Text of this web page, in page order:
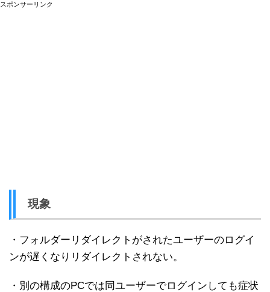
スポンサーリンク
現象
・フォルダーリダイレクトがされたユーザーのログイ
ンが遅くなりリダイレクトされない。
・別の構成のPCでは同ユーザーでログインしても症状